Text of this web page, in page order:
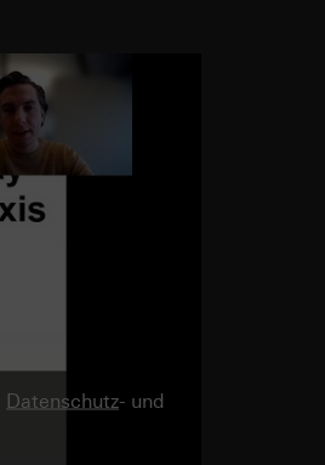
Datenschutz- und